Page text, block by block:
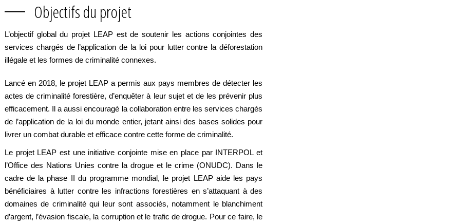
Objectifs du projet
L’objectif global du projet LEAP est de soutenir les actions conjointes des
services chargés de l’application de la loi pour lutter contre la déforestation
illégale et les formes de criminalité connexes.
Lancé en 2018, le projet LEAP a permis aux pays membres de détecter les
actes de criminalité forestière, d’enquêter à leur sujet et de les prévenir plus
efficacement. Il a aussi encouragé la collaboration entre les services chargés
de l’application de la loi du monde entier, jetant ainsi des bases solides pour
livrer un combat durable et efficace contre cette forme de criminalité.
Le projet LEAP est une initiative conjointe mise en place par INTERPOL et
l’Office des Nations Unies contre la drogue et le crime (ONUDC). Dans le
cadre de la phase II du programme mondial, le projet LEAP aide les pays
bénéficiaires à lutter contre les infractions forestières en s’attaquant à des
domaines de criminalité qui leur sont associés, notamment le blanchiment
d’argent, l’évasion fiscale, la corruption et le trafic de drogue. Pour ce faire, le